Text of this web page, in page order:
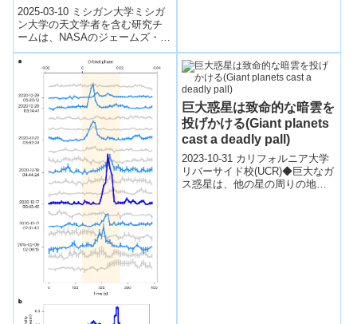
deeper into mysterious
Flame Nebula)
2025-03-10 ミシガン大学ミシガ
ン大学の天文学者を含む研究チ
ームは、NASAのジェームズ・ウ
ェッブ宇宙望遠鏡（JWST）を使
用し、地球から約1,400光...
巨大惑星は致命的な暗雲を
投げかける(Giant planets
cast a deadly pall)
2023-10-31 カリフォルニア大学
リバーサイド校(UCR)◆巨大なガ
ス惑星は、他の星の周りの地球